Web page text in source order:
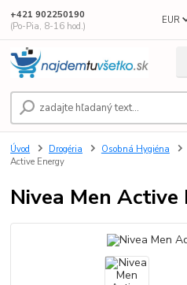
EUR
+421 902250190
(Po-Pia, 8-16 hod.)
Úvod Drogéria Osobná Hygiéna
Active Energy
Nivea Men Active